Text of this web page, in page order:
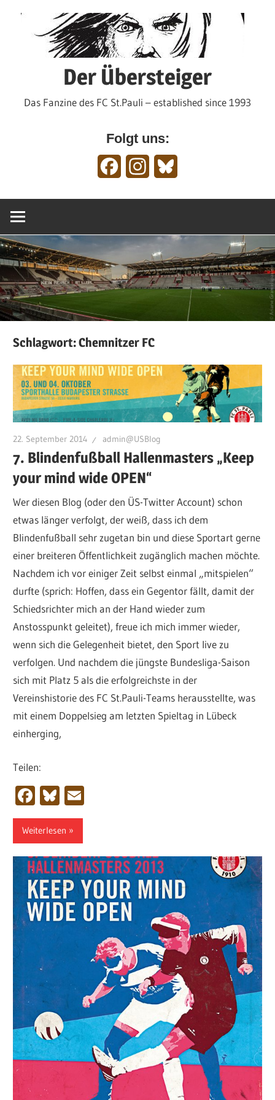
Der Übersteiger
Das Fanzine des FC St.Pauli – established since 1993
Folgt uns:
FacebookInstagram
Schlagwort:Chemnitzer FC
22. September 2014 admin@USBlog
7. Blindenfußball Hallenmasters „Keep
your mind wide OPEN“
Wer diesen Blog (oder den ÜS-Twitter Account) schon
etwas länger verfolgt, der weiß, dass ich dem
Blindenfußball sehr zugetan bin und diese Sportart gerne
einer breiteren Öffentlichkeit zugänglich machen möchte.
Nachdem ich vor einiger Zeit selbst einmal „mitspielen“
durfte (sprich: Hoffen, dass ein Gegentor fällt, damit der
Schiedsrichter mich an der Hand wieder zum
Anstosspunkt geleitet), freue ich mich immer wieder,
wenn sich die Gelegenheit bietet, den Sport live zu
verfolgen. Und nachdem die jüngste Bundesliga-Saison
sich mit Platz 5 als die erfolgreichste in der
Vereinshistorie des FC St.Pauli-Teams herausstellte, was
mit einem Doppelsieg am letzten Spieltag in Lübeck
einherging,
Teilen:
Facebook
Bluesky
Weiterlesen